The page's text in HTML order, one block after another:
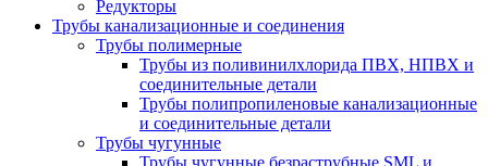
Редукторы
Трубы канализационные и соединения
Трубы полимерные
Трубы из поливинилхлорида ПВХ, НПВХ и
соединительные детали
Трубы полипропиленовые канализационные
и соединительные детали
Трубы чугунные
Трубы чугунные безраструбные SML и